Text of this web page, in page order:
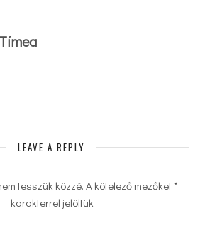
Tímea
LEAVE A REPLY
tesszük közzé. A kötelező mezőket*
karakterrel jelöltük